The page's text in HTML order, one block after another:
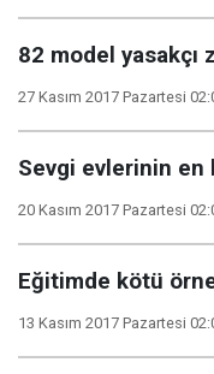
82 model yasakçı
27 Kasım 2017 Pazartesi
Sevgi evlerinin en
20 Kasım 2017 Pazartesi
Eğitimde kötü
13 Kasım 2017 Pazartesi